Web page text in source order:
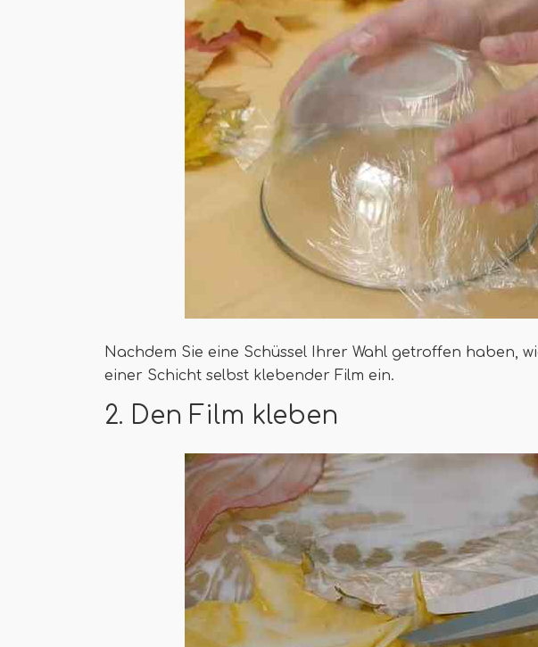
Nachdem Sie eine Schüssel Ihrer Wahl getroffen haben,
einer Schicht selbst klebender Film ein.
2. Den Film kleben